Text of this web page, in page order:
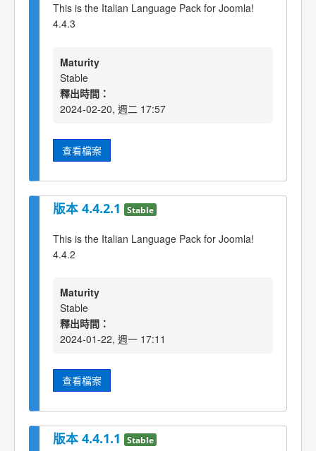
This is the Italian Language Pack for Joomla!
4.4.3
Maturity
Stable
釋出時間：
2024-02-20, 週二 17:57
查看檔案
版本 4.4.2.1 Stable
This is the Italian Language Pack for Joomla!
4.4.2
Maturity
Stable
釋出時間：
2024-01-22, 週一 17:11
查看檔案
版本 4.4.1.1 Stable